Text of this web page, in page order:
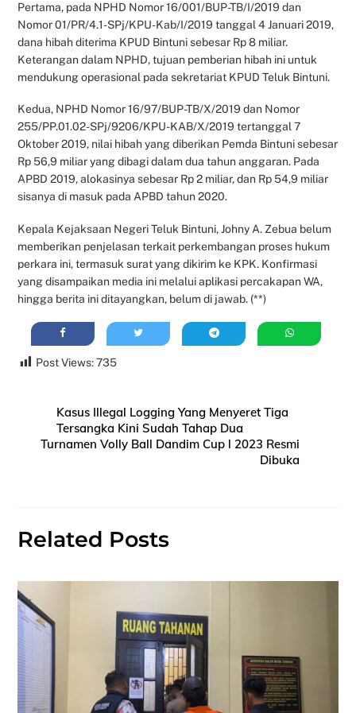
Pertama, pada NPHD Nomor 16/001/BUP-TB/I/2019 dan
Nomor 01/PR/4.1-SPj/KPU-Kab/I/2019 tanggal 4 Januari 2019,
dana hibah diterima KPUD Bintuni sebesar Rp 8 miliar.
Keterangan dalam NPHD, tujuan pemberian hibah ini untuk
mendukung operasional pada sekretariat KPUD Teluk Bintuni.
Kedua, NPHD Nomor 16/97/BUP-TB/X/2019 dan Nomor
255/PP.01.02-SPj/9206/KPU-KAB/X/2019 tertanggal 7
Oktober 2019, nilai hibah yang diberikan Pemda Bintuni sebesar
Rp 56,9 miliar yang dibagi dalam dua tahun anggaran. Pada
APBD 2019, alokasinya sebesar Rp 2 miliar, dan Rp 54,9 miliar
sisanya di masuk pada APBD tahun 2020.
Kepala Kejaksaan Negeri Teluk Bintuni, Johny A. Zebua belum
memberikan penjelasan terkait perkembangan proses hukum
perkara ini, termasuk surat yang dikirim ke KPK. Konfirmasi
yang disampaikan media ini melalui aplikasi percakapan WA,
hingga berita ini ditayangkan, belum di jawab. (**)
Post Views: 735
Kasus Illegal Logging Yang Menyeret Tiga
Tersangka Kini Sudah Tahap Dua
Turnamen Volly Ball Dandim Cup l 2023 Resmi
Dibuka
Related Posts